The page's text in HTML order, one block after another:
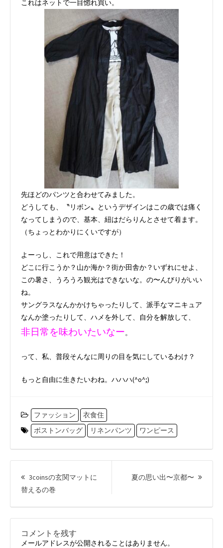
これはネットで一目惚れ買い。
先ほどのパンツと合わせてみました。
どうしても、〝リボン〟というデザインはこの歳では痛く
なってしまうので、基本、紐はだらりんとさせて着ます。
（ちょっとわかりにくいですが）
よーっし、これで用意はできた！
どこに行こうか？山か海か？街か田舎か？いずれにせよ、
この暑さ、うろうろ観光はできないな。の〜んびりがいい
ね。
サングラスなんかかけちゃったりして、派手なマニキュア
なんか塗ったりして、ハメを外して、自分を解放して、
非日常を味わいたいなー。
って、私、普段そんなに周りの目を気にしているわけ？
もっと自由に生きたいわね。ハハハ(^o^;)
ファッション
衣食住
ボストンバッグ
リネンパンツ ワンピース
投
ゲ
3coinsの玄関マットに
替えるの巻
夏の思い出〜京都〜
次
コメントを残す
メールアドレスが公開されることはありません。